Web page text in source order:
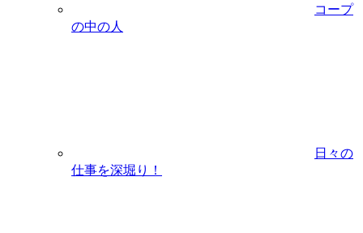
コープ
の中の人
日々の
仕事を深堀り！